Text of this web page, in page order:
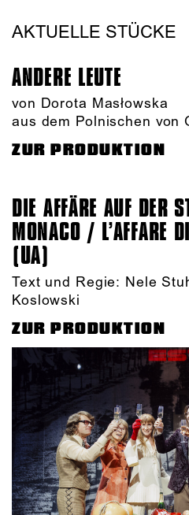
AKTUELLE STÜCKE
ANDERE LEUTE
von Dorota Masłowska
aus dem Polnischen von
ZUR PRODUKTION
DIE AFFÄRE AUF DER
ONACO / L’AFFARE
UA)
Text und Regie: Nele
Koslowski
ZUR PRODUKTION